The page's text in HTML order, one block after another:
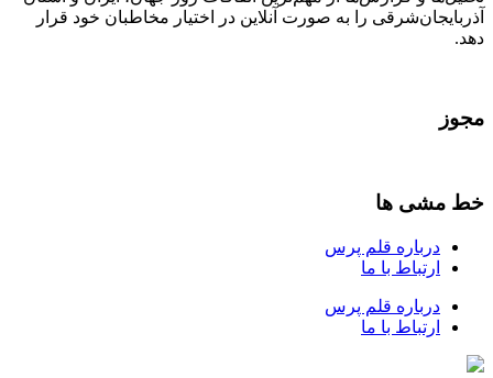
آذربایجان‌شرقی را به صورت آنلاین در اختیار مخاطبان خود قرار
دهد.
مجوز
خط مشی ها
درباره قلم پرس
ارتباط با ما
درباره قلم پرس
ارتباط با ما